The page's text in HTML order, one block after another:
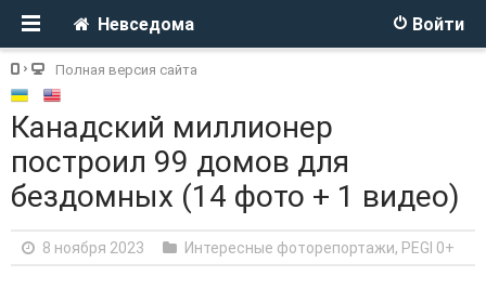
Войти
Невседома
Полная версия сайта
Канадский миллионер
построил 99 домов для
бездомных (14 фото + 1 видео)
8 ноября 2023 Интересные фоторепортажи, PEGI 0+